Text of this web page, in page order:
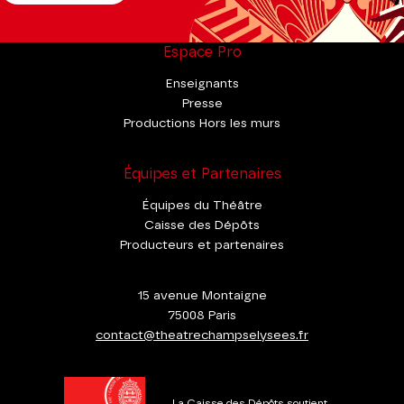
Espace Pro
Enseignants
Presse
Productions Hors les murs
Équipes et Partenaires
Équipes du Théâtre
Caisse des Dépôts
Producteurs et partenaires
15 avenue Montaigne
75008 Paris
contact@theatrechampselysees.fr